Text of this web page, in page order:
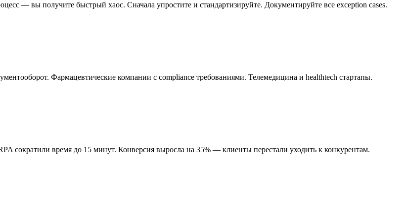
— вы получите быстрый хаос. Сначала упростите и стандартизируйте. Документируйте все exception cases.
Фармацевтические компании с compliance требованиями. Телемедицина и healthtech стартапы.
сократили время до 15 минут. Конверсия выросла на 35% — клиенты перестали уходить к конкурентам.